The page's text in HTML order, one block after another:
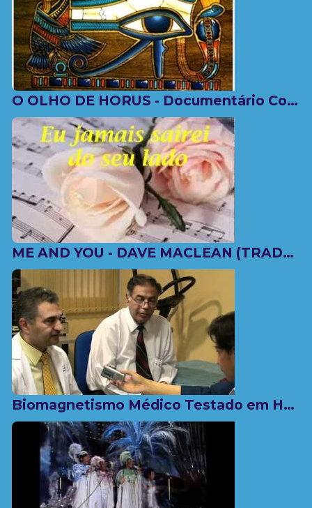
O OLHO DE HORUS - Documentário Completo (2000) Pt-BR
ME AND YOU - DAVE MACLEAN (TRADUÇÃO)
Biomagnetismo Médico Testado em Hospital na Espanha!